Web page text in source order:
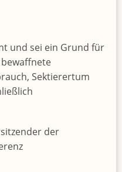
und sei ein Grund für
Sektierertum
der